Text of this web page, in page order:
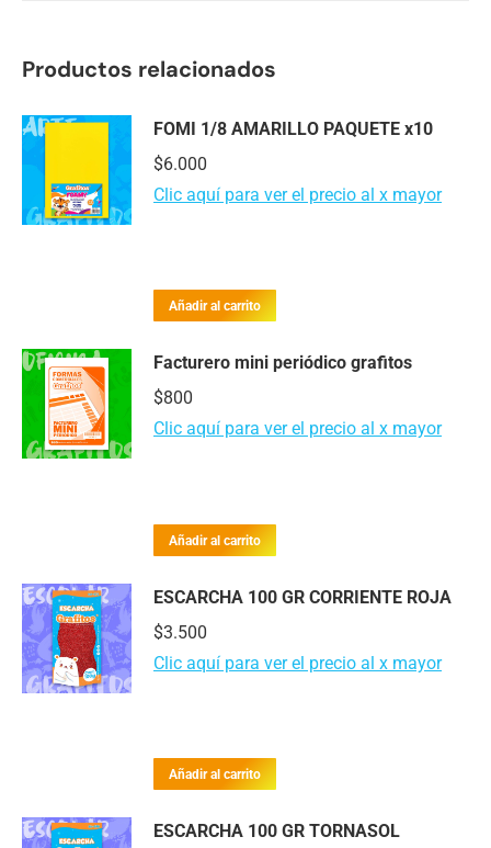
Productos relacionados
FOMI 1/8 AMARILLO PAQUETE x10
$6.000
Clic aquí para ver el precio al x mayor
Añadir al carrito
Facturero mini periódico grafitos
$800
Clic aquí para ver el precio al x mayor
Añadir al carrito
ESCARCHA 100 GR CORRIENTE ROJA
$3.500
Clic aquí para ver el precio al x mayor
Añadir al carrito
ESCARCHA 100 GR TORNASOL